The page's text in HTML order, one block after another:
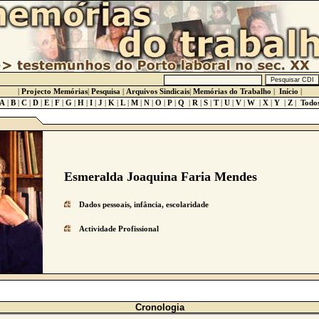
| Projecto Memórias| Pesquisa | Arquivos Sindicais| Memórias do Trabalho | Início |
| B| C| D| E| F| G| H| I| J | K | L| M| N| O | P| Q | R | S| T| U| V | W| X| Y| Z|
Esmeralda Joaquina Faria Mendes
Dados pessoais, infância, escolaridade
Actividade Profissional
Cronologia